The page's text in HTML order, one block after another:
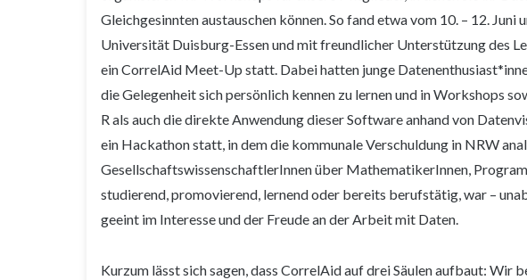
Gleichgesinnten austauschen können. So fand etwa vom 10. – 12.
Universität Duisburg-Essen und mit freundlicher Unterstützung des
ein CorrelAid Meet-Up statt. Dabei hatten junge
die Gelegenheit sich persönlich kennen zu lernen und in Workshops
R als auch die direkte Anwendung dieser Software anhand von
ein Hackathon statt, in dem die kommunale Verschuldung in NRW
GesellschaftswissenschaftlerInnen über MathematikerInnen,
studierend, promovierend, lernend oder bereits berufstätig, war –
geeint im Interesse und der Freude an der Arbeit mit Daten.
Kurzum lässt sich sagen, dass CorrelAid auf drei Säulen aufbaut: